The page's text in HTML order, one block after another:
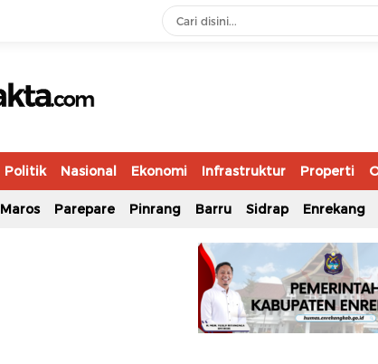
Politik Nasional Ekonomi Infrastruktur Properti
Maros Parepare Pinrang Barru Sidrap Enrekang